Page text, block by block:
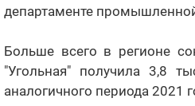
департаменте
Больше всего в регионе
"Угольная" получила 3,8
аналогичного периода 2021